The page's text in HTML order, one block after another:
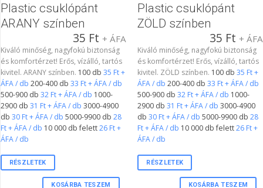
Plastic csuklópánt
ARANY színben
35 Ft + ÁFA
Kiváló minőség, nagyfokú biztonság
és komfortérzet! Erős, vízálló, tartós
kivitel. ARANY színben. 100 db 35 Ft +
ÁFA / db 200-400 db 33 Ft + ÁFA / db
500-900 db 32 Ft + ÁFA / db 1000-
2900 db 31 Ft + ÁFA / db 3000-4900
db 30 Ft + ÁFA / db 5000-9900 db 28
Ft + ÁFA / db 10 000 db felett26 Ft +
ÁFA / db
RÉSZLETEK
KOSÁRBA TESZEM
Plastic csuklópánt
ZÖLD színben
35 Ft + ÁFA
Kiváló minőség, nagyfokú biztonság
és komfortérzet! Erős, vízálló, tartós
kivitel. ZÖLD színben. 100 db 35 Ft +
ÁFA / db 200-400 db 33 Ft + ÁFA / db
500-900 db 32 Ft + ÁFA / db 1000-
2900 db 31 Ft + ÁFA / db 3000-4900
db 30 Ft + ÁFA / db 5000-9900 db 28
Ft + ÁFA / db 10 000 db felett26 Ft +
ÁFA / db
RÉSZLETEK
KOSÁRBA TESZEM